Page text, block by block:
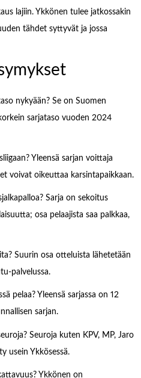
lajiin. Ykkönen tulee jatkossakin
tähdet syttyvät ja jossa
nykyään? Se on Suomen
sarjataso vuoden 2024
Yleensä sarjan voittaja
voivat oikeuttaa karsintapaikkaan.
Sarja on sekoitus
osa pelaajista saa palkkaa,
Suurin osa otteluista lähetetään
palvelussa.
pelaa? Yleensä sarjassa on 12
sarjan.
Seuroja kuten KPV, MP, Jaro
usein Ykkösessä.
Ykkönen on